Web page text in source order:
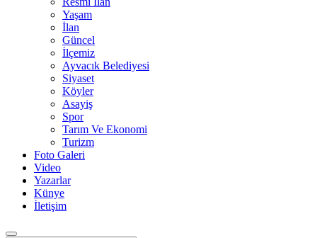
Yaşam
İlan
Güncel
İlçemiz
Ayvacık Belediyesi
Siyaset
Köyler
Asayiş
Spor
Tarım Ve Ekonomi
Turizm
Foto Galeri
Video
Yazarlar
Künye
İletişim